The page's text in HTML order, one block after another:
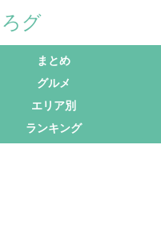
グ
まとめ
グルメ
エリア別
ランキング